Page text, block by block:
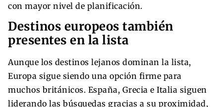
con mayor nivel de planificación.
Destinos europeos también
presentes en la lista
Aunque los destinos lejanos dominan la lista,
Europa sigue siendo una opción firme para
muchos británicos. España, Grecia e Italia siguen
liderando las búsquedas gracias a su proximidad,